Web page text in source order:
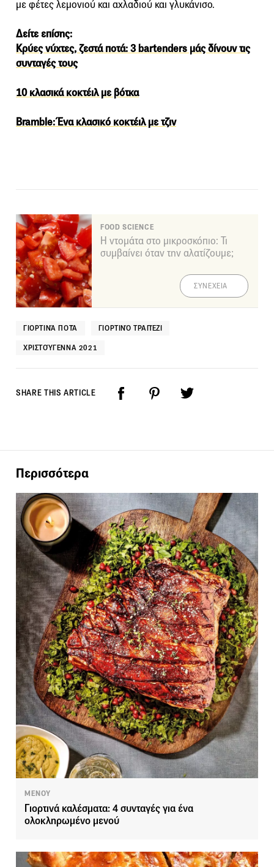
με φέτες λεμονιού και αχλαδιού και γλυκάνισο.
Δείτε επίσης:
Κρύες νύχτες, ζεστά ποτά: 3 bartenders μάς δίνουν τις
συνταγές τους
10 κλασικά κοκτέιλ με βότκα
Bramble: Ένα κλασικό κοκτέιλ με τζιν
FOOD SCIENCE
Η ντομάτα στο μικροσκόπιο: Τι
συμβαίνει όταν την αλατίζουμε;
ΣΥΝΕΧΕΙΑ
ΓΙΟΡΤΙΝΆ ΠΟΤΆ ΓΙΟΡΤΙΝΌ ΤΡΑΠΈΖΙ
ΧΡΙΣΤΟΎΓΕΝΝΑ 2021
SHARE THIS ARTICLE
Περισσότερα
ΜΕΝΟΥ
Γιορτινά καλέσματα: 4 συνταγές για ένα
ολοκληρωμένο μενού